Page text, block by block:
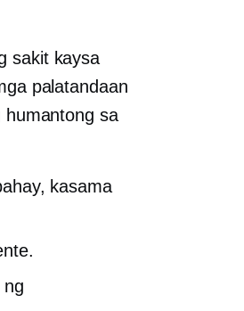
sakit kaysa
palatandaan
humantong sa
kasama
ng